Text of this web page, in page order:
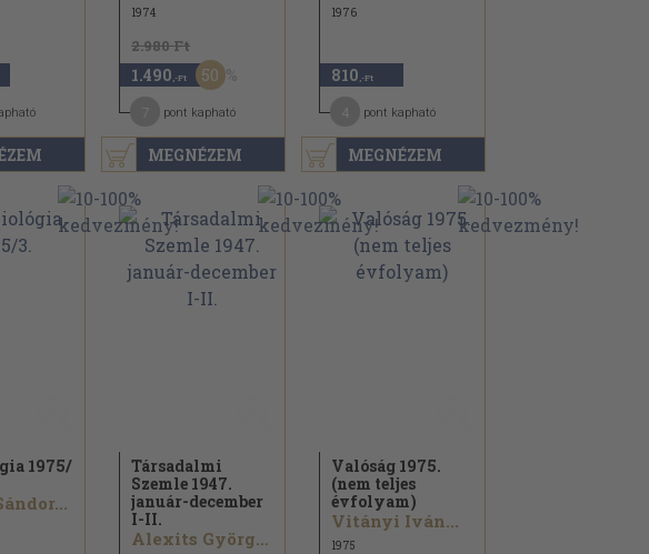
MEGNÉZEM
1974
2.980 Ft
1.490 ,-Ft 50
pont kapható
MEGNÉZEM
1976
810 ,-Ft
pont kapható
1975/
Társadalmi
Szemle 1947.
január-december
I-II.
Alexits György...
Valóság 1975.
(nem teljes
évfolyam)
Vitányi Iván...
1975